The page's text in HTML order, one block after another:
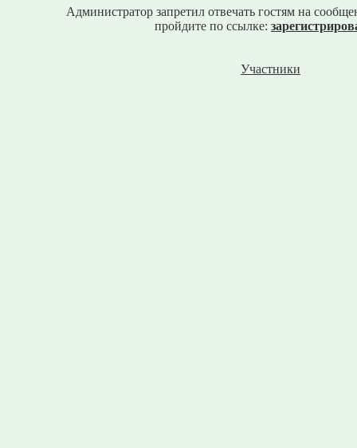
Администратор запретил отвечать гостям на
пройдите по ссылке:
Участники